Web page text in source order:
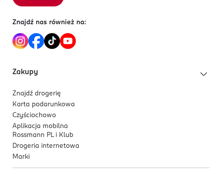
Znajdź nas również na:
Zakupy
Znajdź drogerię
Karta podarunkowa
Czyściochowo
Aplikacja mobilna
Rossmann PL i Klub
Drogeria internetowa
Marki